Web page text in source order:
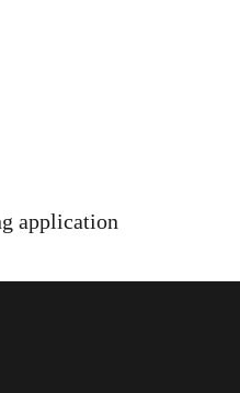
application